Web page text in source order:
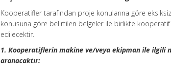
Kooperatifler tarafından proje konularına göre
konusuna göre belirtilen belgeler ile birlikte
edilecektir.
1. Kooperatiflerin makine ve/veya ekipman ile ilgili
aranacaktır: